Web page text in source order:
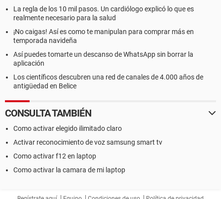
La regla de los 10 mil pasos. Un cardiólogo explicó lo que es
realmente necesario para la salud
¡No caigas! Así es como te manipulan para comprar más en
temporada navideña
Así puedes tomarte un descanso de WhatsApp sin borrar la
aplicación
Los científicos descubren una red de canales de 4.000 años de
antigüedad en Belice
CONSULTA TAMBIÉN
Como activar elegido ilimitado claro
Activar reconocimiento de voz samsung smart tv
Como activar f12 en laptop
Como activar la camara de mi laptop